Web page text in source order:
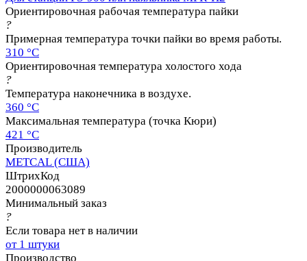
Ориентировочная рабочая температура пайки
?
Примерная температура точки пайки во время работы.
310 °C
Ориентировочная температура холостого хода
?
Температура наконечника в воздухе.
360 °C
Максимальная температура (точка Кюри)
421 °C
Производитель
METCAL (США)
ШтрихКод
2000000063089
Минимальный заказ
?
Если товара нет в наличии
от 1 штуки
Производство